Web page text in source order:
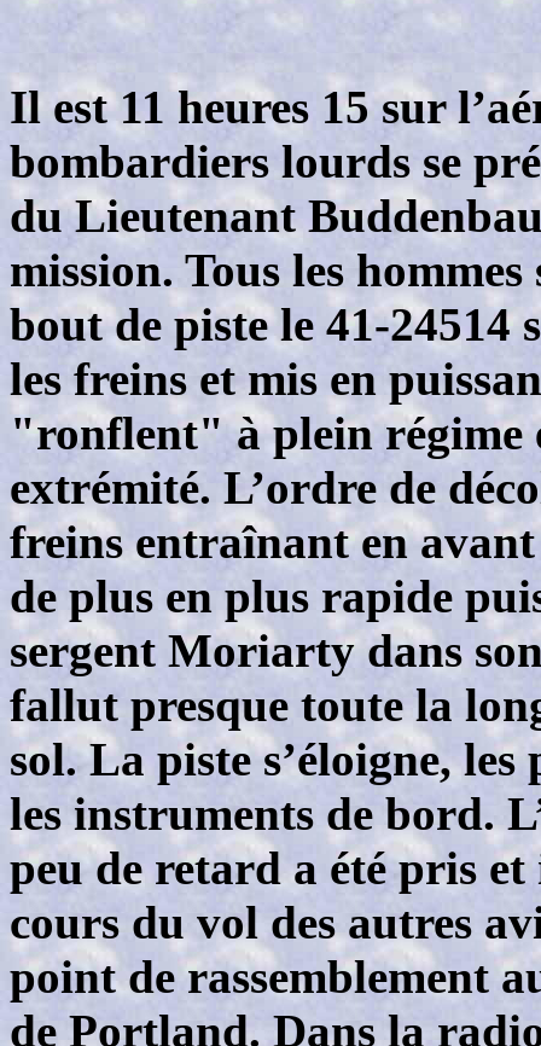
Il est 11 heures 15 sur
bombardiers lourds se
du Lieutenant
mission. Tous les
bout de piste le 41-24514
les freins et mis en
"ronflent" à plein régime
extrémité. L’ordre de
freins entraînant en
de plus en plus rapide
sergent Moriarty dans
fallut presque toute la
sol. La piste s’éloigne,
les instruments de bord.
peu de retard a été pris
cours du vol des autres
point de rassemblement
de Portland. Dans la